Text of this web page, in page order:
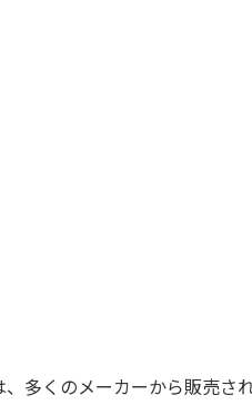
多くのメーカーから販売され